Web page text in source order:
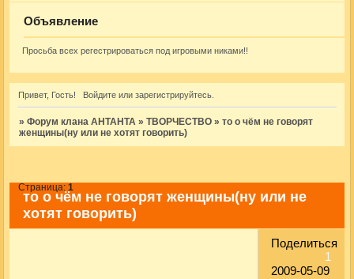
Объявление
Просьба всех регестрироваться под игровыми никами!!
Привет, Гость! Войдитеили зарегистрируйтесь.
»Форум клана АНТАНТА »ТВОРЧЕСТВО »то о чём не говорят
женщины(ну или не хотят говорить)
то о чём не говорят женщины(ну или не
хотят говорить)
Страница:1
Поделиться
1
2009-05-09